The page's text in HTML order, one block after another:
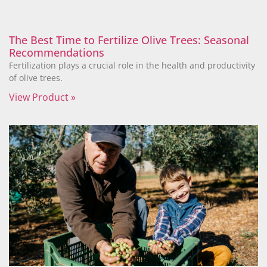
The Best Time to Fertilize Olive Trees: Seasonal
Recommendations
Fertilization plays a crucial role in the health and productivity
of olive trees.
View Product »